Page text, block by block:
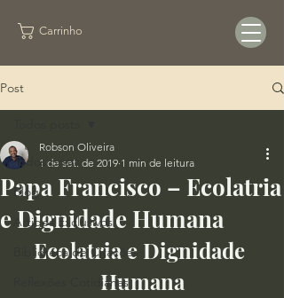
Carrinho
Post
Todos posts
Blog
Artigos Exclusivos
Biblioteca de Citações
Reflexões Cotidianas
Papa Francisco – Ecolatria
e Dignidade Humana
Robson Oliveira
1 de set. de 2019 1 min de leitura
Ecolatria e Dignidade
Humana